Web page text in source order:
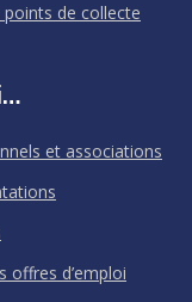
points de collecte
et associations
offres d’emploi